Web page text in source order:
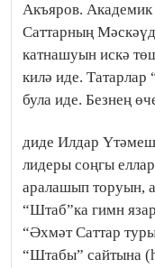
Акъяров.
Саттарның
катнашуын искә
килә иде.
була иде. Безнең
диде Илдар
лидеры соңгы
аралашып торуын,
“Штаб”ка гимн
“Әхмәт Саттар
“Штабы” сайтына